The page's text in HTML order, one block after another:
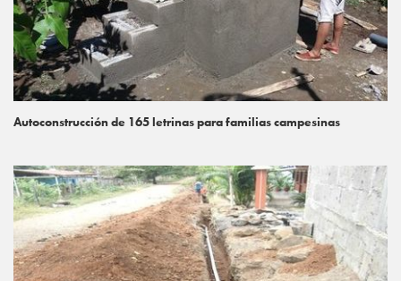
Autoconstrucción de 165 letrinas para familias campesinas